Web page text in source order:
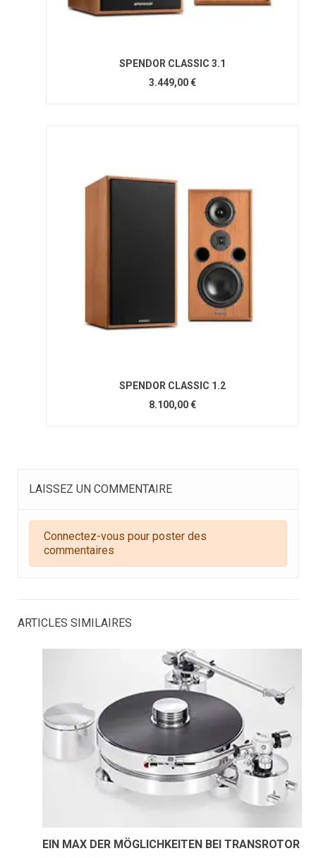
SPENDOR CLASSIC 3.1
3.449,00 €
SPENDOR CLASSIC 1.2
8.100,00 €
LAISSEZ UN COMMENTAIRE
Connectez-vous pour poster des
commentaires
ARTICLES SIMILAIRES
EIN MAX DER MÖGLICHKEITEN BEI TRANSROTOR